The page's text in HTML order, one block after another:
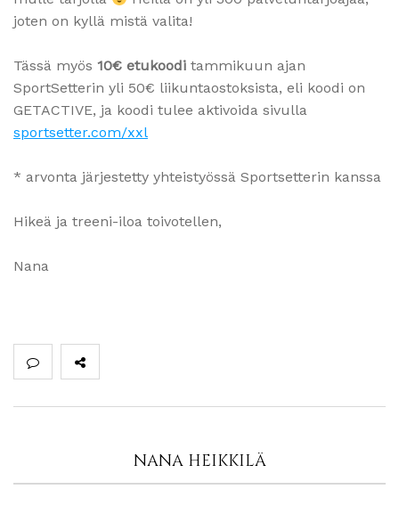
joten on kyllä mistä valita!
Tässä myös 10€ etukoodi tammikuun ajan
SportSetterin yli 50€ liikuntaostoksista, eli koodi on
GETACTIVE, ja koodi tulee aktivoida sivulla
sportsetter.com/xxl
* arvonta järjestetty yhteistyössä Sportsetterin kanssa
Hikeä ja treeni-iloa toivotellen,
Nana
NANA HEIKKILÄ